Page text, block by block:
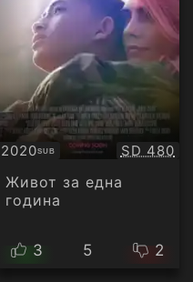
2020SUB
Субтитри SD 480
Живот за една
година
3 5 2